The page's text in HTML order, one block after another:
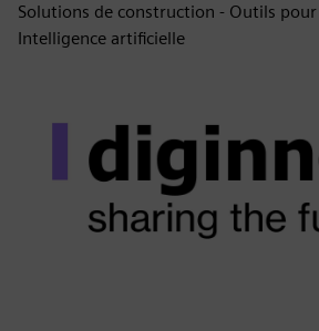
Solutions de construction - Outils
Intelligence artificielle